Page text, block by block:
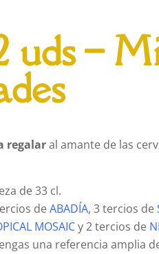
uds –
regalaral amante de las
de 33 cl.
deABADÍA, 3 tercios de
MOSAICy 2 tercios de
una referencia amplia